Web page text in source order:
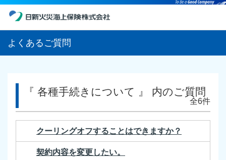
よくあるご質問
『 各種手続きについて 』 内のご質問
全6件
クーリングオフすることはできますか？
契約内容を変更したい。